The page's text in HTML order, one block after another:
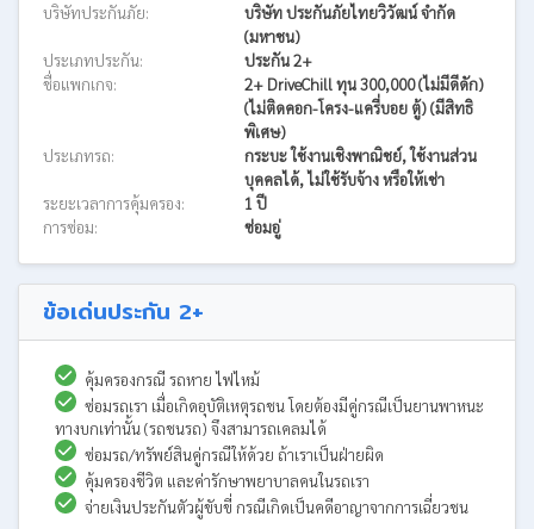
บริษัทประกันภัย:
บริษัท ประกันภัยไทยวิวัฒน์ จำกัด
(มหาชน)
ประเภทประกัน:
ประกัน 2+
ชื่อแพกเกจ:
2+ DriveChill ทุน 300,000 (ไม่มีดีดัก)
(ไม่ติดคอก-โครง-แครี่บอย ตู้) (มีสิทธิ
พิเศษ)
ประเภทรถ:
กระบะ ใช้งานเชิงพาณิชย์, ใช้งานส่วน
บุคคลได้, ไม่ใช้รับจ้าง หรือให้เช่า
ระยะเวลาการคุ้มครอง:
1 ปี
การซ่อม:
ซ่อมอู่
ข้อเด่นประกัน 2+
คุ้มครองกรณี รถหาย ไฟไหม้
ซ่อมรถเรา เมื่อเกิดอุบัติเหตุรถชน โดยต้องมีคู่กรณีเป็นยานพาหนะ
ทางบกเท่านั้น (รถชนรถ) จึงสามารถเคลมได้
ซ่อมรถ/ทรัพย์สินคู่กรณีให้ด้วย ถ้าเราเป็นฝ่ายผิด
คุ้มครองชีวิต และค่ารักษาพยาบาลคนในรถเรา
จ่ายเงินประกันตัวผู้ขับขี่ กรณีเกิดเป็นคดีอาญาจากการเฉี่ยวชน